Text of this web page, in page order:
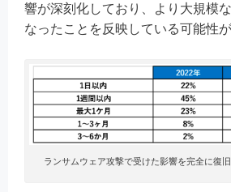
響が深刻化しており、より大規模
なったことを反映している可能性が
ランサムウェア攻撃で受けた影響を完全に復